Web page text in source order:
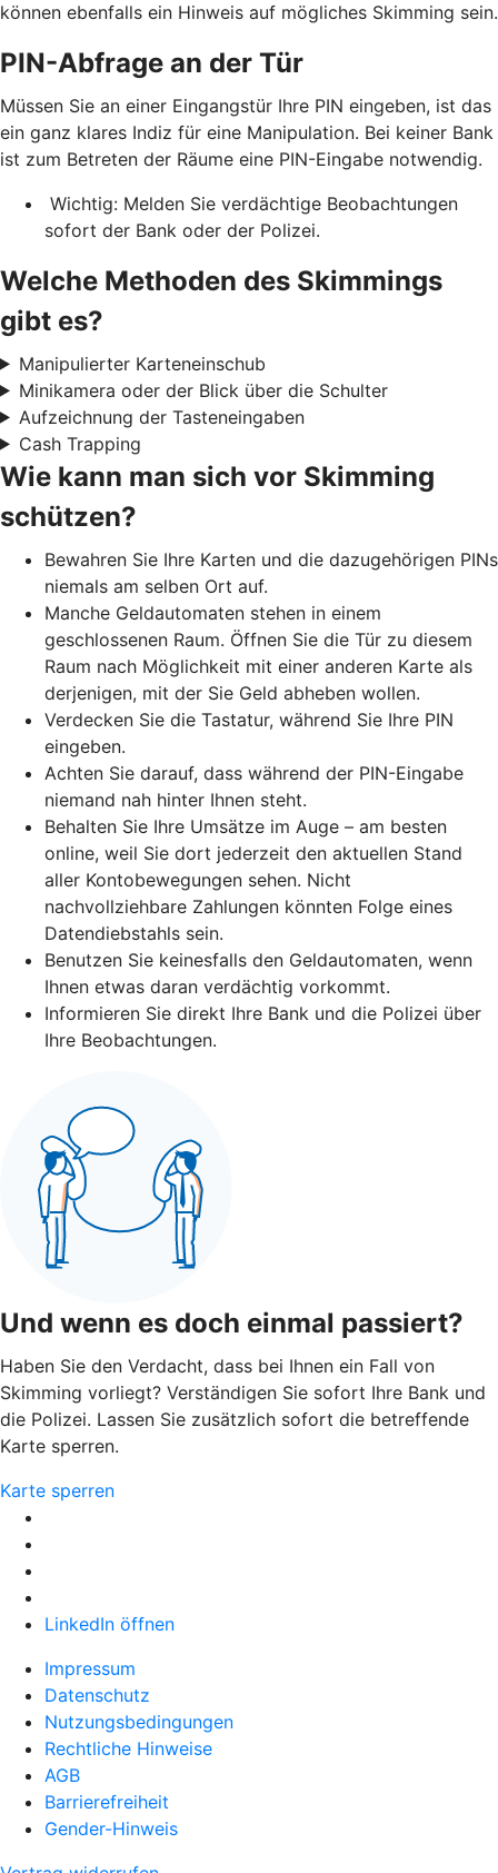
können ebenfalls ein Hinweis auf mögliches Skimming sein.
PIN-Abfrage an der Tür
Müssen Sie an einer Eingangstür Ihre PIN eingeben, ist das
ein ganz klares Indiz für eine Manipulation. Bei keiner Bank
ist zum Betreten der Räume eine PIN-Eingabe notwendig.
Wichtig: Melden Sie verdächtige Beobachtungen
sofort der Bank oder der Polizei.
Welche Methoden des Skimmings
gibt es?
Manipulierter Karteneinschub
Minikamera oder der Blick über die Schulter
Aufzeichnung der Tasteneingaben
Cash Trapping
Wie kann man sich vor Skimming
schützen?
Bewahren Sie Ihre Karten und die dazugehörigen PINs
niemals am selben Ort auf.
Manche Geldautomaten stehen in einem
geschlossenen Raum. Öffnen Sie die Tür zu diesem
Raum nach Möglichkeit mit einer anderen Karte als
derjenigen, mit der Sie Geld abheben wollen.
Verdecken Sie die Tastatur, während Sie Ihre PIN
eingeben.
Achten Sie darauf, dass während der PIN-Eingabe
niemand nah hinter Ihnen steht.
Behalten Sie Ihre Umsätze im Auge – am besten
online, weil Sie dort jederzeit den aktuellen Stand
aller Kontobewegungen sehen. Nicht
nachvollziehbare Zahlungen könnten Folge eines
Datendiebstahls sein.
Benutzen Sie keinesfalls den Geldautomaten, wenn
Ihnen etwas daran verdächtig vorkommt.
Informieren Sie direkt Ihre Bank und die Polizei über
Ihre Beobachtungen.
Und wenn es doch einmal passiert?
Haben Sie den Verdacht, dass bei Ihnen ein Fall von
Skimming vorliegt? Verständigen Sie sofort Ihre Bank und
die Polizei. Lassen Sie zusätzlich sofort die betreffende
Karte sperren.
Karte sperren
LinkedIn öffnen
Impressum
Datenschutz
Nutzungsbedingungen
Rechtliche Hinweise
AGB
Barrierefreiheit
Gender-Hinweis